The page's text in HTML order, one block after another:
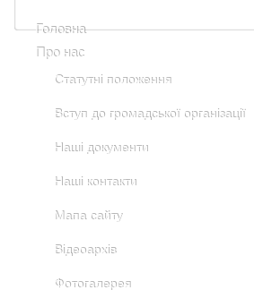
Головна
Про нас
Статутні положення
Вступ до громадської організації
Наші документи
Наші контакти
Мапа сайту
Відеоархів
Фотогалерея